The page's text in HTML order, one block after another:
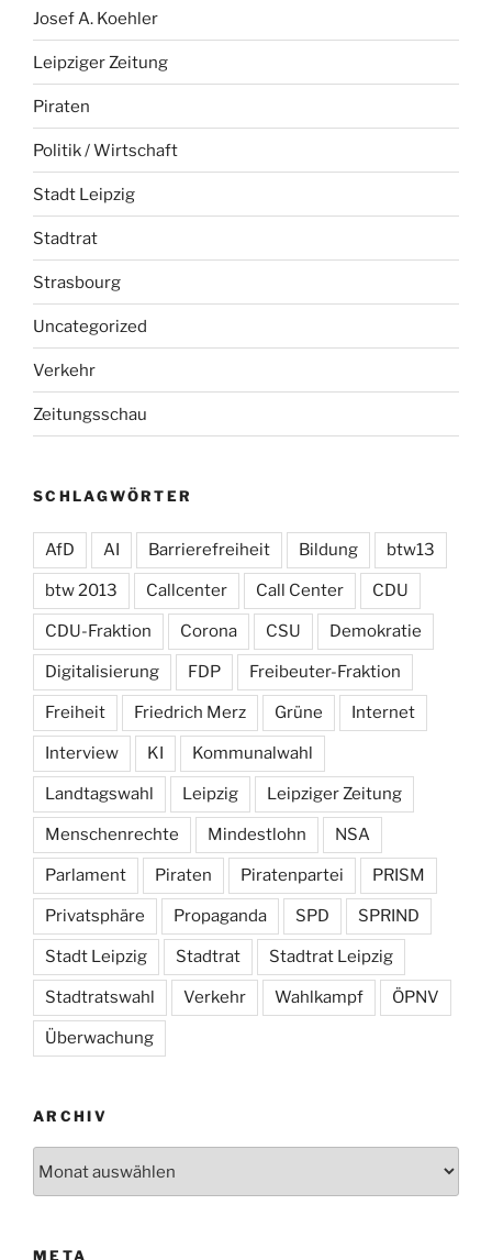
Josef A. Koehler
Leipziger Zeitung
Piraten
Politik / Wirtschaft
Stadt Leipzig
Stadtrat
Strasbourg
Uncategorized
Verkehr
Zeitungsschau
SCHLAGWÖRTER
AfD AI Barrierefreiheit Bildung btw13
btw 2013 Callcenter Call Center CDU
CDU-Fraktion Corona CSU Demokratie
Digitalisierung FDP Freibeuter-Fraktion
Freiheit Friedrich Merz Grüne Internet
Interview KI Kommunalwahl
Landtagswahl Leipzig Leipziger Zeitung
Menschenrechte Mindestlohn NSA
Parlament Piraten Piratenpartei PRISM
Privatsphäre Propaganda SPD SPRIND
Stadt Leipzig Stadtrat Stadtrat Leipzig
Stadtratswahl Verkehr Wahlkampf ÖPNV
Überwachung
ARCHIV
META